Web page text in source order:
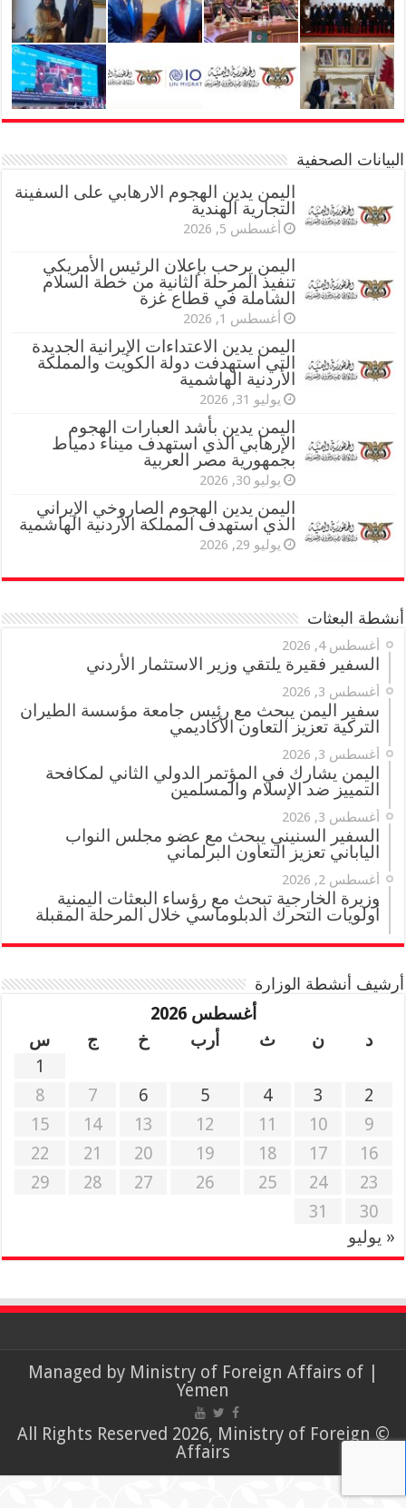
البيانات الصحفية
اليمن يدين الهجوم الارهابي على السفينة
التجارية الهندية
أغسطس 5, 2026
اليمن يرحب بإعلان الرئيس الأمريكي
تنفيذ المرحلة الثانية من خطة السلام
الشاملة في قطاع غزة
أغسطس 1, 2026
اليمن يدين الاعتداءات الإيرانية الجديدة
التي استهدفت دولة الكويت والمملكة
الأردنية الهاشمية
يوليو 31, 2026
اليمن يدين بأشد العبارات الهجوم
الإرهابي الذي استهدف ميناء دمياط
بجمهورية مصر العربية
يوليو 30, 2026
اليمن يدين الهجوم الصاروخي الإيراني
الذي استهدف المملكة الأردنية الهاشمية
يوليو 29, 2026
أنشطة البعثات
أغسطس 4, 2026
السفير فقيرة يلتقي وزير الاستثمار الأردني
أغسطس 3, 2026
سفير اليمن يبحث مع رئيس جامعة مؤسسة الطيران
التركية تعزيز التعاون الأكاديمي
أغسطس 3, 2026
اليمن يشارك في المؤتمر الدولي الثاني لمكافحة
التمييز ضد الإسلام والمسلمين
أغسطس 3, 2026
السفير السنيني يبحث مع عضو مجلس النواب
الياباني تعزيز التعاون البرلماني
أغسطس 2, 2026
وزيرة الخارجية تبحث مع رؤساء البعثات اليمنية
أولويات التحرك الدبلوماسي خلال المرحلة المقبلة
أرشيف أنشطة الوزارة
أغسطس 2026
د
ن ث أرب خ ج
س
1
2
3
4
5
6
7
8
9
10
11
12
13
14
15
16
17
18
19
20
21
22
23
24
25
26
27
28
29
30
31
« يوليو
| Managed by
Ministry of Foreign Affairs of
Yemen
© All Rights Reserved 2026, Ministry of Foreign
Affairs